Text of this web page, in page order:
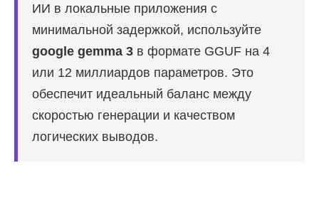
ИИ в локальные приложения с
минимальной задержкой, используйте
google gemma 3 в формате GGUF на 4
или 12 миллиардов параметров. Это
обеспечит идеальный баланс между
скоростью генерации и качеством
логических выводов.